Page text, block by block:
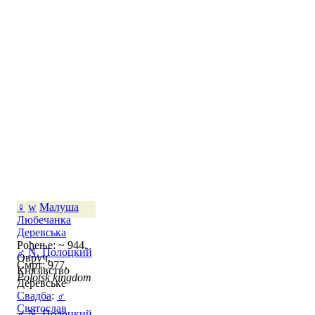
♀ w Малуша
Любечанка
Деревська
Рођење: ~ 944,
Овруч,
Князівство
Деревське
Свадба: ♂
Святослав
♂ N. Полоцкий
Смрт: 977,
Polotsk kingdom